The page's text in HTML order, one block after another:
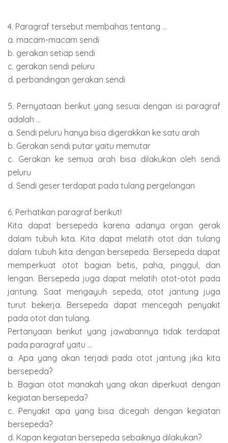
4. Paragraf tersebut membahas tentang ...
a. macam-macam sendi
b. gerakan setiap sendi
c. gerakan sendi peluru
d. perbandingan gerakan sendi
5. Pernyataan berikut yang sesuai dengan isi paragraf
adalah ...
a. Sendi peluru hanya bisa digerakkan ke satu arah
b. Gerakan sendi putar yaitu memutar
c. Gerakan ke semua arah bisa dilakukan oleh sendi
peluru
d. Sendi geser terdapat pada tulang pergelangan
6. Perhatikan paragraf berikut!
Kita dapat bersepeda karena adanya organ gerak
dalam tubuh kita. Kita dapat melatih otot dan tulang
dalam tubuh kita dengan bersepeda. Bersepeda dapat
memperkuat otot bagian betis, paha, pinggul, dan
lengan. Bersepeda juga dapat melatih otot-otot pada
jantung. Saat mengayuh sepeda, otot jantung juga
turut bekerja. Bersepeda dapat mencegah penyakit
pada otot dan tulang.
Pertanyaan berikut yang jawabannya tidak terdapat
pada paragraf yaitu ...
a. Apa yang akan terjadi pada otot jantung jika kita
bersepeda?
b. Bagian otot manakah yang akan diperkuat dengan
kegiatan bersepeda?
c. Penyakit apa yang bisa dicegah dengan kegiatan
bersepeda?
d. Kapan kegiatan bersepeda sebaiknya dilakukan?